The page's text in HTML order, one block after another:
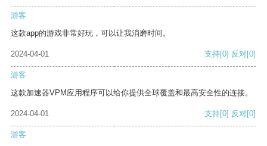
游客
这款app的游戏非常好玩，可以让我消磨时间。
2024-04-01 支持[0] 反对[0]
游客
这款加速器VPM应用程序可以给你提供全球覆盖和最高安全性的连接。
2024-04-01 支持[0] 反对[0]
游客